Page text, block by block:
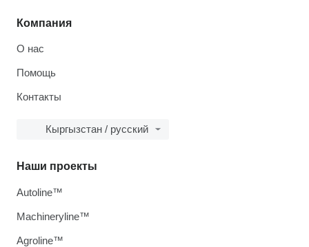
Компания
О нас
Помощь
Контакты
Кыргызстан / русский
Наши проекты
Autoline™
Machineryline™
Agroline™